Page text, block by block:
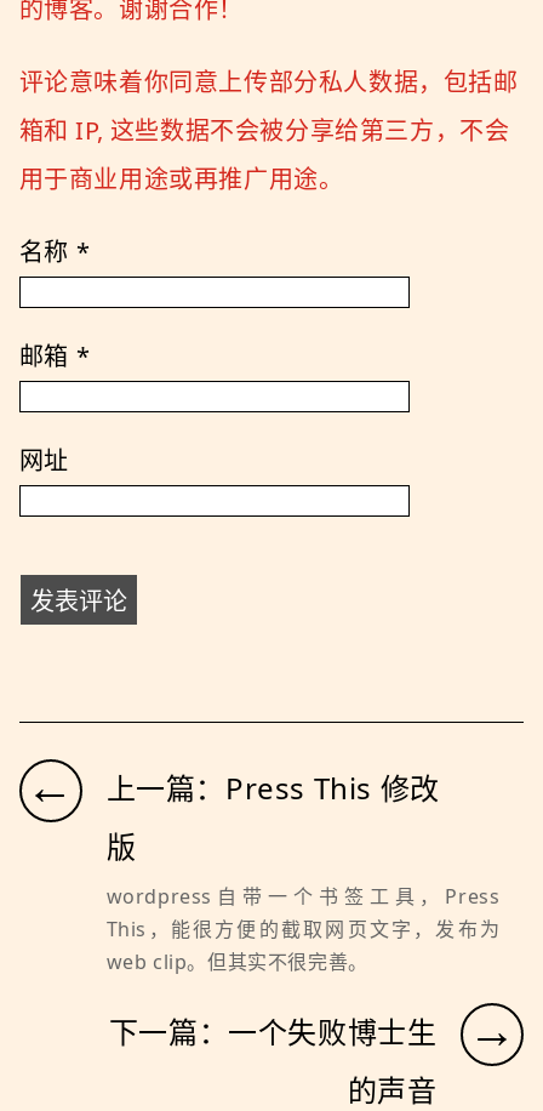
的博客。谢谢合作！
评论意味着你同意上传部分私人数据，包括邮
箱和 IP, 这些数据不会被分享给第三方，不会
用于商业用途或再推广用途。
名称 *
邮箱 *
网址
←
上一篇：Press This 修改
版
wordpress自带一个书签工具，Press
This，能很方便的截取网页文字，发布为
web clip。但其实不很完善。
→
下一篇：一个失败博士生
的声音